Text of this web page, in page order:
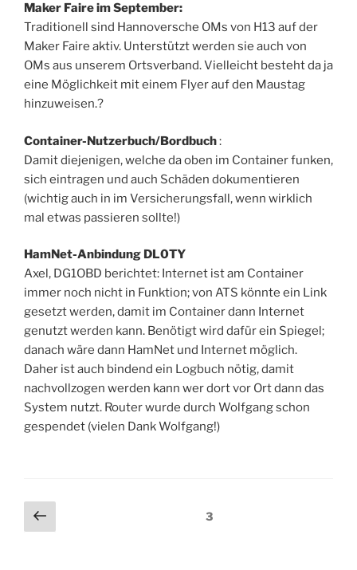
Maker Faire im September:
Traditionell sind Hannoversche OMs von H13 auf der
Maker Faire aktiv. Unterstützt werden sie auch von
OMs aus unserem Ortsverband. Vielleicht besteht da ja
eine Möglichkeit mit einem Flyer auf den Maustag
hinzuweisen.?
Container-Nutzerbuch/Bordbuch:
Damit diejenigen, welche da oben im Container funken,
sich eintragen und auch Schäden dokumentieren
(wichtig auch in im Versicherungsfall, wenn wirklich
mal etwas passieren sollte!)
HamNet-Anbindung DL0TY
Axel, DG1OBD berichtet: Internet ist am Container
immer noch nicht in Funktion; von ATS könnte ein Link
gesetzt werden, damit im Container dann Internet
genutzt werden kann. Benötigt wird dafür ein Spiegel;
danach wäre dann HamNet und Internet möglich.
Daher ist auch bindend ein Logbuch nötig, damit
nachvollzogen werden kann wer dort vor Ort dann das
System nutzt. Router wurde durch Wolfgang schon
gespendet (vielen Dank Wolfgang!)
Beitragsnavigation
Vorherige
Seite
Seite3